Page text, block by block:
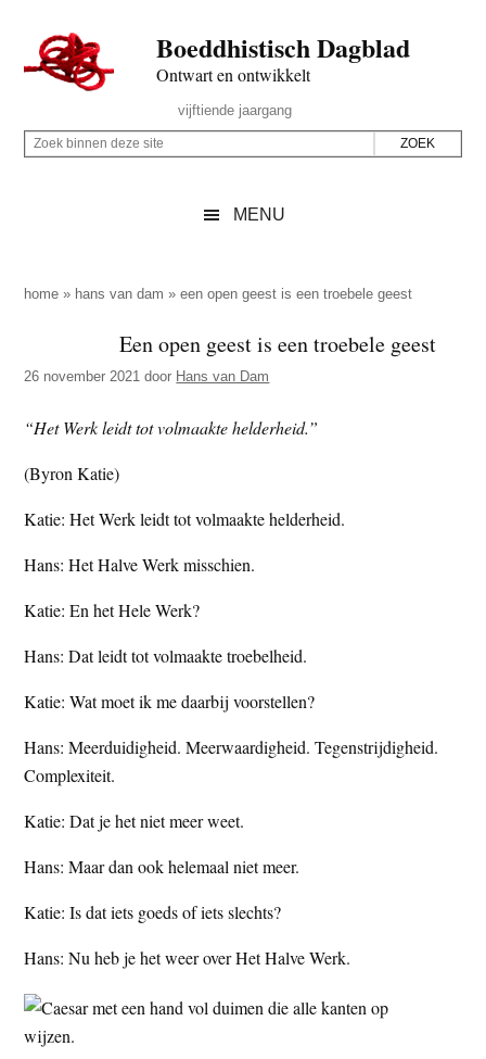
naar
de
inhoud
secondary
naar
de
sidebar
naar
de
Boeddhistisch Dagblad
Ontwart en ontwikkelt
Rechts
vijftiende jaargang
Z
p
z
e
i
t
Z
i
e
d
z
e
i
e
MENU
home » hans van dam »een open geest is een troebele geest
Een open geest is een troebele geest
26 november 2021 door Hans van Dam
“Het Werk leidt tot volmaakte helderheid.”
(Byron Katie)
Katie: Het Werk leidt tot volmaakte helderheid.
Hans: Het Halve Werk misschien.
Katie: En het Hele Werk?
Hans: Dat leidt tot volmaakte troebelheid.
Katie: Wat moet ik me daarbij voorstellen?
Hans: Meerduidigheid. Meerwaardigheid. Tegenstrijdigheid.
Complexiteit.
Katie: Dat je het niet meer weet.
Hans: Maar dan ook helemaal niet meer.
Katie: Is dat iets goeds of iets slechts?
Hans: Nu heb je het weer over Het Halve Werk.